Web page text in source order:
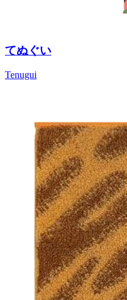
てぬぐい
Tenugui